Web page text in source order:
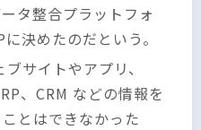
タ整合プラットフォ
決めたのだという。
サイトやアプリ、
、CRM などの情報を
とはできなかった